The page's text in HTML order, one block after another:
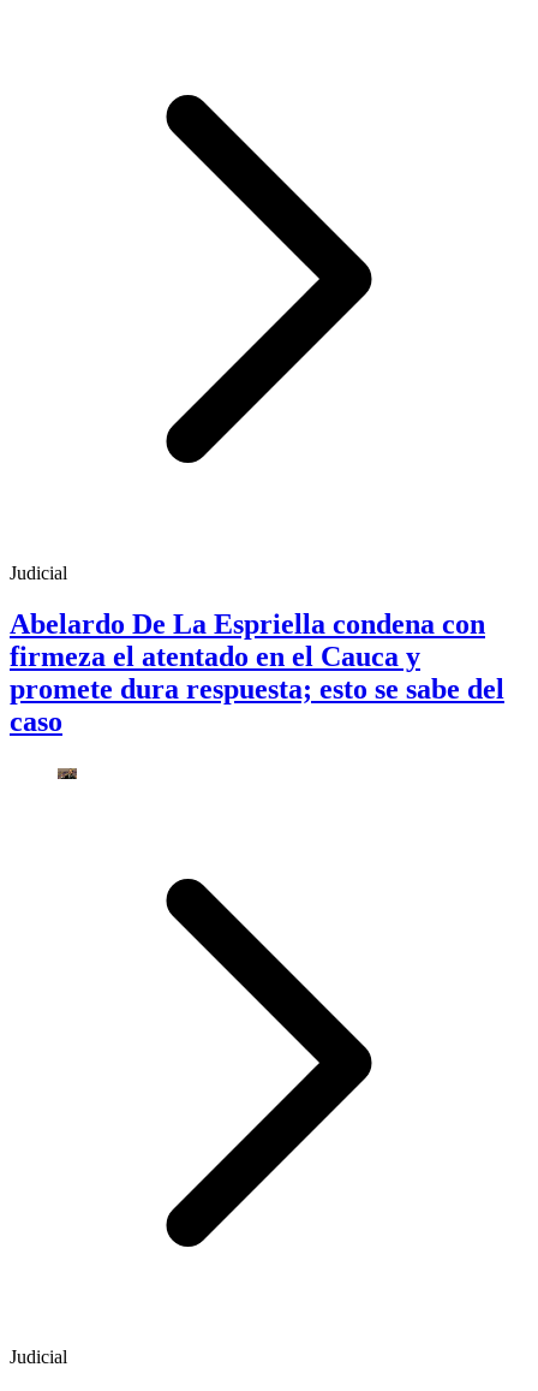
Judicial
Abelardo De La Espriella condena con
firmeza el atentado en el Cauca y
promete dura respuesta; esto se sabe del
caso
Judicial